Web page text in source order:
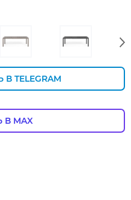
TELEGRAM
В MAX